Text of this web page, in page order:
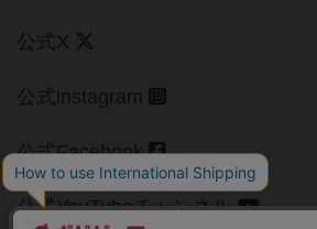
公式X
公式instagram
公式Facebook
公式YouTubeチャンネル